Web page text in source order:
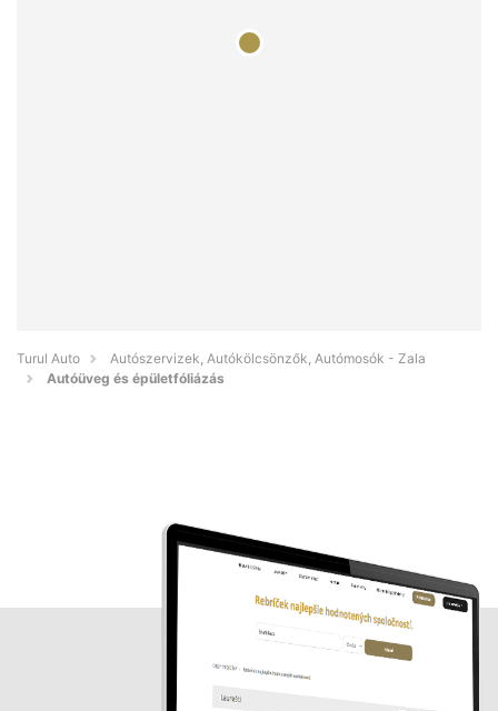
Turul Auto
Autószervizek, Autókölcsönzők, Autómosók - Zala
Autóüveg és épületfóliázás